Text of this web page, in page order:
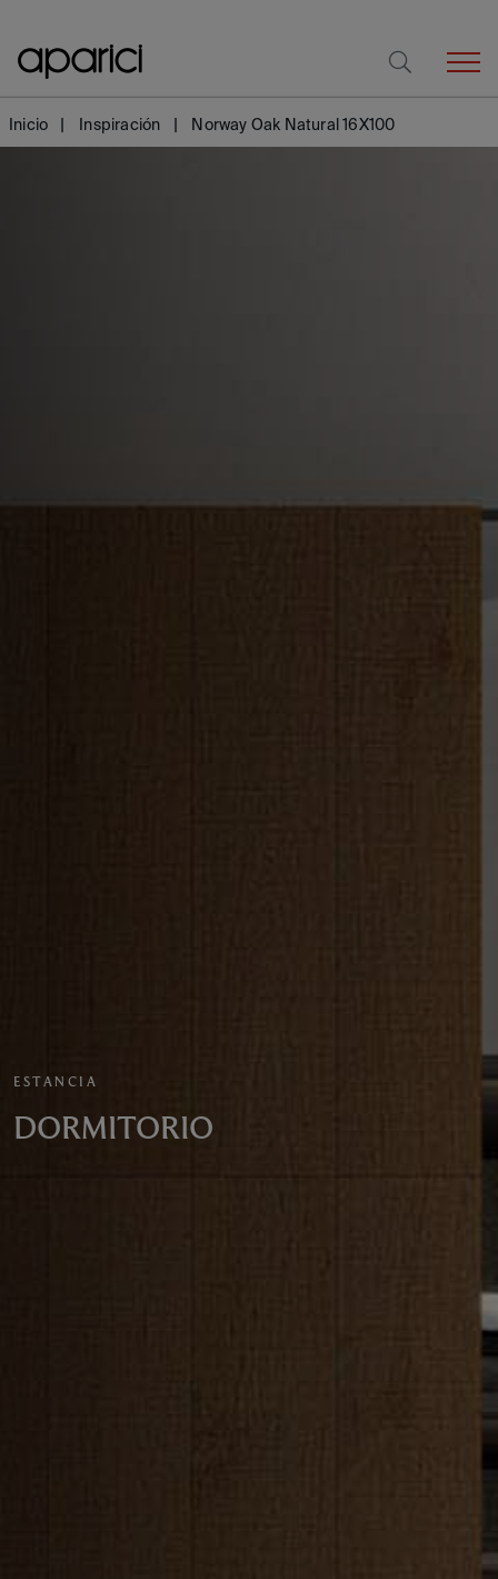
Inicio Inspiración Norway Oak Natural 16X100
ESTANCIA
DORMITORIO